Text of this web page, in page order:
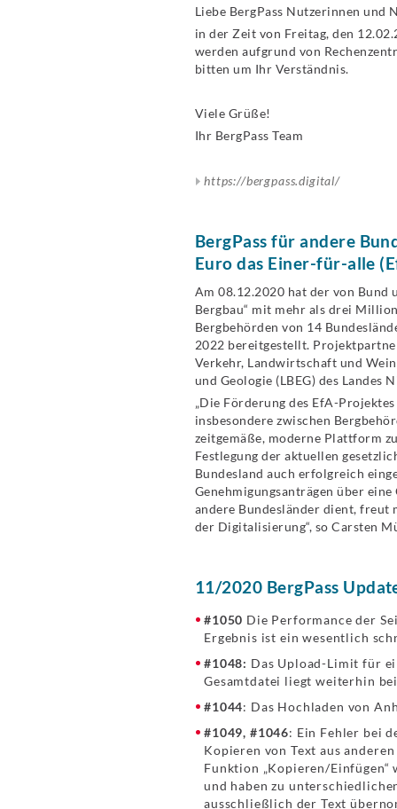
Liebe BergPass Nutzerinnen und
in der Zeit von Freitag, den
werden aufgrund von
bitten um Ihr Verständnis.
Viele Grüße!
Ihr BergPass Team
https://bergpass.digital/
BergPass für andere
Euro das Einer-für-alle
Am 08.12.2020 hat der von Bund
Bergbau“ mit mehr als drei
Bergbehörden von 14
2022 bereitgestellt.
Verkehr, Landwirtschaft und
und Geologie (LBEG) des Landes
„Die Förderung des EfA-
insbesondere zwischen
zeitgemäße, moderne Plattform
Festlegung der aktuellen
Bundesland auch erfolgreich
Genehmigungsanträgen über
andere Bundesländer dient,
der Digitalisierung“, so Carsten
11/2020 BergPass
#1050 Die Performance der
Ergebnis ist ein wesentlich
#1048: Das Upload-Limit für
Gesamtdatei liegt weiterhin
#1044: Das Hochladen von
#1049, #1046: Ein Fehler bei
Kopieren von Text aus
Funktion „Kopieren/
und haben zu
ausschließlich der Text